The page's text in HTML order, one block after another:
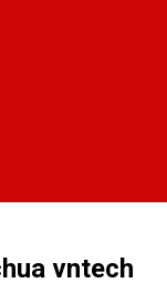
vntech